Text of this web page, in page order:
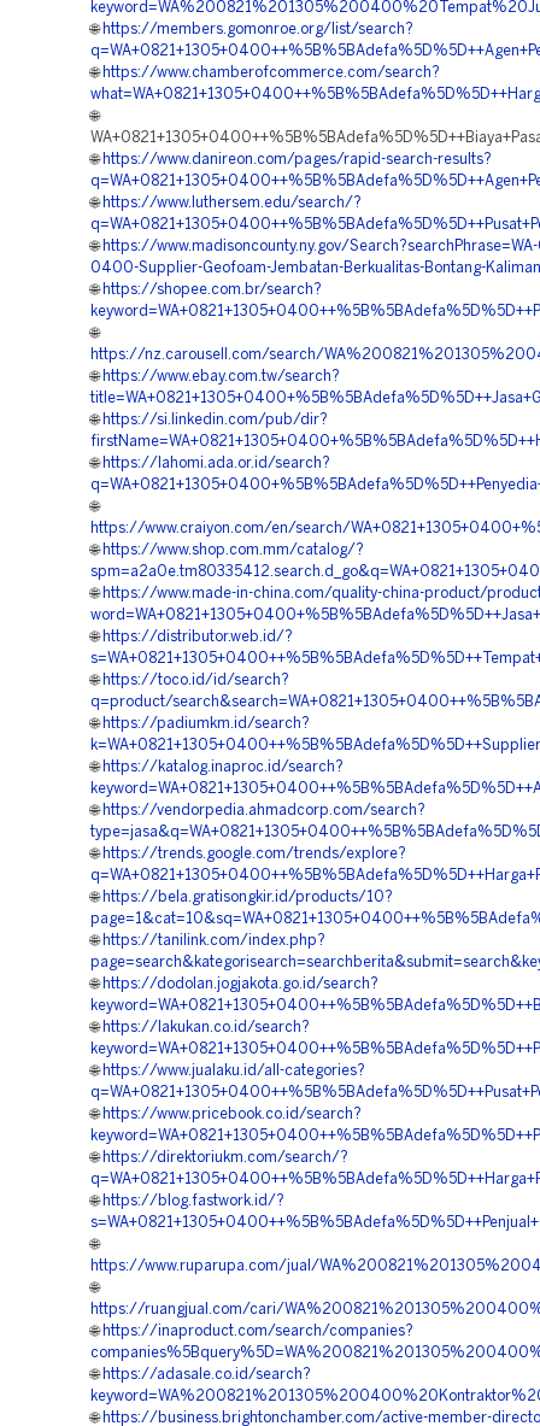
🌐 https://members.gomonroe.org/list/search?
🌐 https://www.chamberofcommerce.com/search?
🌐
🌐 https://www.danireon.com/pages/rapid-search-results?
🌐 https://www.luthersem.edu/search/?
🌐 https://www.madisoncounty.ny.gov/
0400-Supplier-Geofoam-Jembatan-Berkualitas-Bontang-
🌐 https://shopee.com.br/search?
🌐
https://nz.carousell.com/search/
🌐 https://www.ebay.com.tw/search?
🌐 https://si.linkedin.com/pub/dir?
🌐 https://lahomi.ada.or.id/search?
🌐
https://www.craiyon.com/en/search/
🌐 https://www.shop.com.mm/catalog/?
🌐 https://www.made-in-china.com/quality-china-product/
🌐 https://distributor.web.id/?
🌐 https://toco.id/id/search?
q=product/
🌐 https://padiumkm.id/search?
🌐 https://katalog.inaproc.id/search?
🌐 https://vendorpedia.ahmadcorp.com/search?
🌐 https://trends.google.com/trends/explore?
🌐 https://bela.gratisongkir.id/products/10?
🌐 https://tanilink.com/index.php?
🌐 https://dodolan.jogjakota.go.id/search?
🌐 https://lakukan.co.id/search?
🌐 https://www.jualaku.id/all-categories?
🌐 https://www.pricebook.co.id/search?
🌐 https://direktoriukm.com/search/?
🌐 https://blog.fastwork.id/?
🌐
https://www.ruparupa.com/jual/
🌐
https://ruangjual.com/cari/
🌐 https://inaproduct.com/search/companies?
🌐 https://adasale.co.id/search?
🌐 https://business.brightonchamber.com/active-member-